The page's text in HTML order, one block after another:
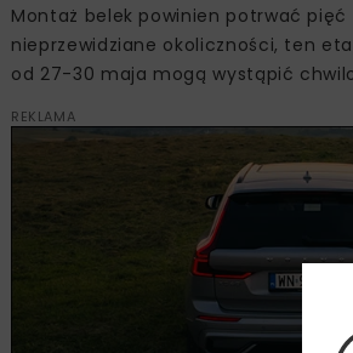
Montaż belek powinien potrwać
nieprzewidziane okoliczności, ten
od 27-30 maja mogą wystąpić
REKLAMA